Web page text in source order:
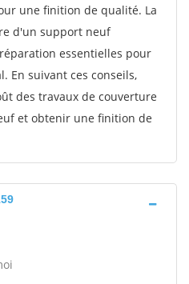
une finition de qualité. La
d'un support neuf
essentielles pour
En suivant ces conseils,
des travaux de couverture
et obtenir une finition de